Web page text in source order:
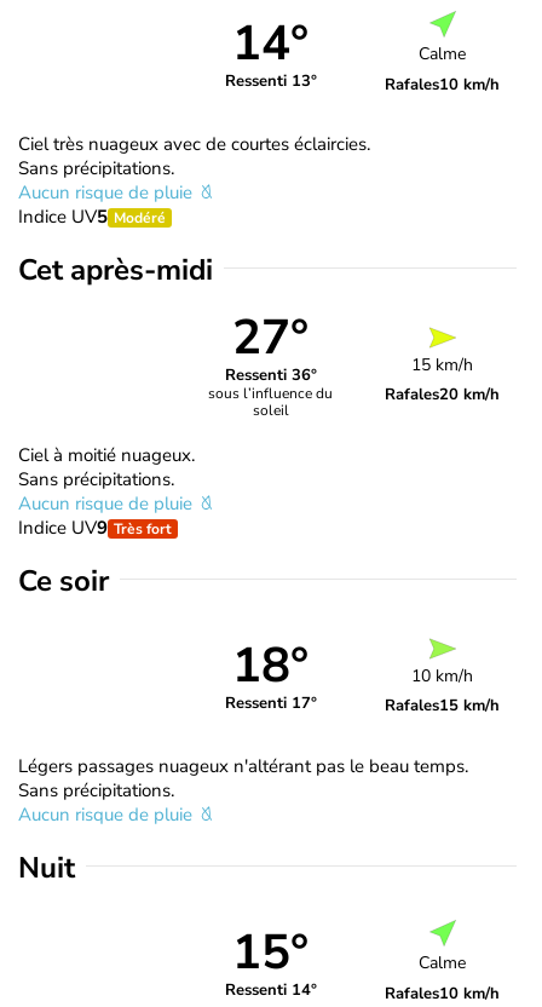
14°
Ressenti 13°
Calme
Rafales10 km/h
Ciel très nuageux avec de courtes éclaircies.
Sans précipitations.
Aucun risque de pluie
Indice UV5 Modéré
Cet après-midi
27°
Ressenti 36°
sous l’influence du
soleil
15 km/h
Rafales20 km/h
Ciel à moitié nuageux.
Sans précipitations.
Aucun risque de pluie
Indice UV9 Très fort
Ce soir
18°
Ressenti 17°
10 km/h
Rafales15 km/h
Légers passages nuageux n'altérant pas le beau temps.
Sans précipitations.
Aucun risque de pluie
Nuit
15°
Ressenti 14°
Calme
Rafales10 km/h